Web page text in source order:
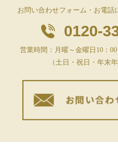
お問い合わせフォーム・お電話
0120-
営業時間：月曜～金曜日10：
（土日・祝日・年末